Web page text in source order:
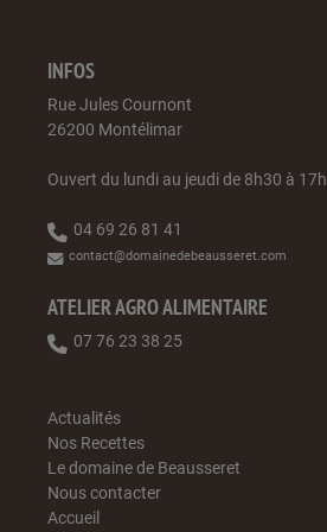
INFOS
Rue Jules Cournont
26200 Montélimar
Ouvert du lundi au jeudi de 8h30 à 17h
04 69 26 81 41
contact@domainedebeausseret.com
ATELIER AGRO ALIMENTAIRE
07 76 23 38 25
Actualités
Nos Recettes
Le domaine de Beausseret
Nous contacter
Accueil